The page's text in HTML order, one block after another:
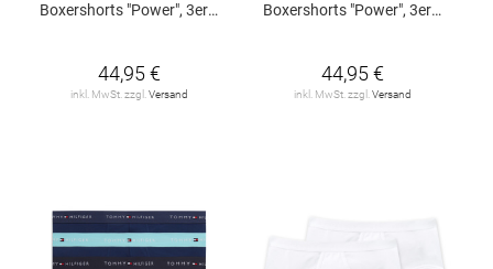
Boxershorts "Power", 3er-Pack
44,95 €
inkl. MwSt. zzgl.Versand
Boxershorts "Power", 3er-Pack
44,95 €
inkl. MwSt. zzgl.Versand